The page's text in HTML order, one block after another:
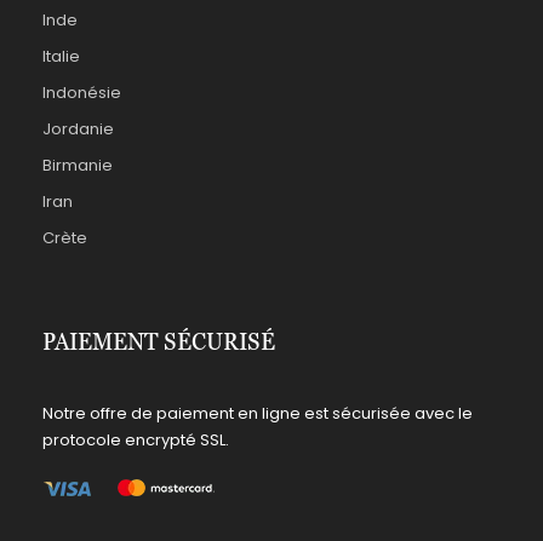
Inde
Italie
Indonésie
Jordanie
Birmanie
Iran
Crète
PAIEMENT SÉCURISÉ
Notre offre de paiement en ligne est sécurisée avec le
protocole encrypté SSL.